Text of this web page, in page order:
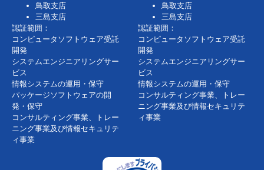
鳥取支店
三島支店
認証範囲：
コンピュータソフトウェア受託
開発
システムエンジニアリングサー
ビス
情報システムの運用・保守
パッケージソフトウェアの開
発・保守
コンサルティング事業、トレー
ニング事業及び情報セキュリテ
ィ事業
鳥取支店
三島支店
認証範囲：
コンピュータソフトウェア受託
開発
システムエンジニアリングサー
ビス
情報システムの運用・保守
コンサルティング事業、トレー
ニング事業及び情報セキュリテ
ィ事業